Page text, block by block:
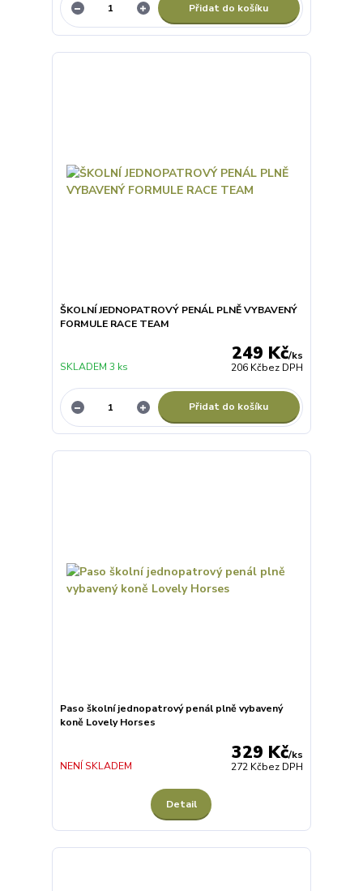
Přidat do košíku
ŠKOLNÍ JEDNOPATROVÝ PENÁL PLNĚ VYBAVENÝ
FORMULE RACE TEAM
249 Kč/ks
206 Kčbez DPH
SKLADEM 3 ks
Přidat do košíku
Paso školní jednopatrový penál plně vybavený
koně Lovely Horses
329 Kč/ks
272 Kčbez DPH
NENÍ SKLADEM
Detail